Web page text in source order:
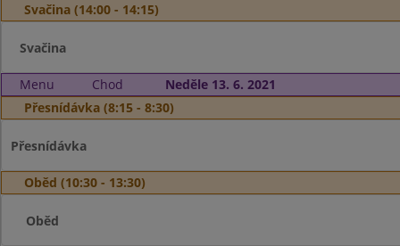
Svačina (14:00 - 14:15)
Svačina
Menu Chod
Neděle 13. 6. 2021
Přesnídávka (8:15 - 8:30)
Přesnídávka
Oběd (10:30 - 13:30)
Oběd